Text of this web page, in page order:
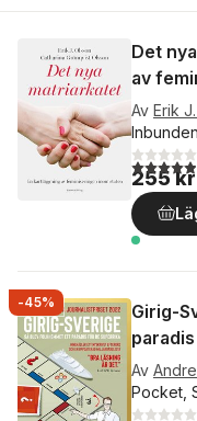
Det
av
Av Erik
4,9utav
255 kr
-45%
Girig-
Av
Pocket,